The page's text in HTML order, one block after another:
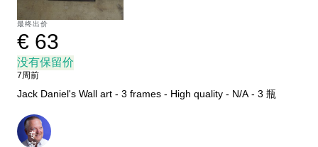
最终出价
€ 63
没有保留价
7周前
Jack Daniel's Wall art - 3 frames - High quality - N/A - 3 瓶
专